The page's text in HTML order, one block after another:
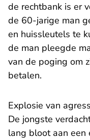
de rechtbank is er
de 60-jarige man
en huissleutels te
de man pleegde
van de poging om
betalen.
Explosie van
De jongste
lang bloot aan een